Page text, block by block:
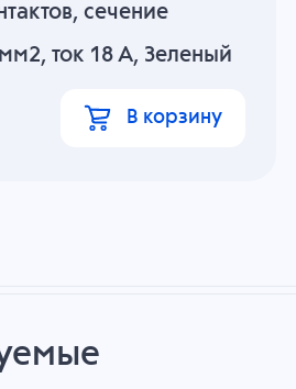
сечение
ток 18 A, Зеленый
В корзину